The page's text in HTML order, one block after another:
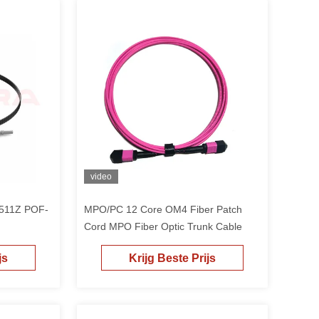
POF-
video
MPO/PC 12 Core OM4 Fiber Patch
Cord MPO Fiber Optic Trunk Cable
Krijg Beste Prijs